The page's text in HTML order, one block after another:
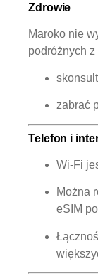
Zdrowie
Maroko nie
podróżnych
zabrać
Telefon i
Wi-Fi
Można
eSIM